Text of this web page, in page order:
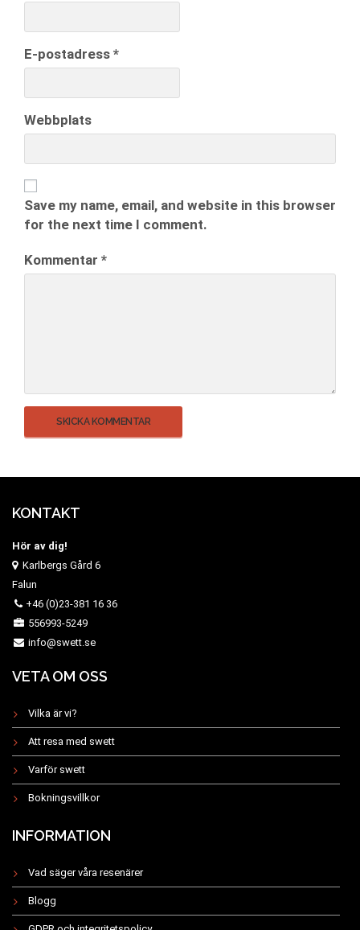
E-postadress *
Webbplats
Save my name, email, and website in this browser
for the next time I comment.
Kommentar *
KONTAKT
Hör av dig!
Karlbergs Gård 6
Falun
+46 (0)23-381 16 36
556993-5249
info@swett.se
VETA OM OSS
Vilka är vi?
Att resa med swett
Varför swett
Bokningsvillkor
INFORMATION
Vad säger våra resenärer
Blogg